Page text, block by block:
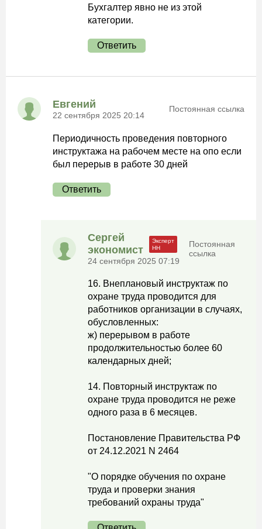
Бухгалтер явно не из этой
категории.
Ответить
Евгений
22 сентября 2025 20:14
Постоянная ссылка
Периодичность проведения повторного
инструктажа на рабочем месте на опо если
был перерыв в работе 30 дней
Ответить
Сергей
экономист
24 сентября 2025 07:19
Постоянная
ссылка
16. Внеплановый инструктаж по
охране труда проводится для
работников организации в случаях,
обусловленных:
ж) перерывом в работе
продолжительностью более 60
календарных дней;
14. Повторный инструктаж по
охране труда проводится не реже
одного раза в 6 месяцев.
Постановление Правительства РФ
от 24.12.2021 N 2464
"О порядке обучения по охране
труда и проверки знания
требований охраны труда"